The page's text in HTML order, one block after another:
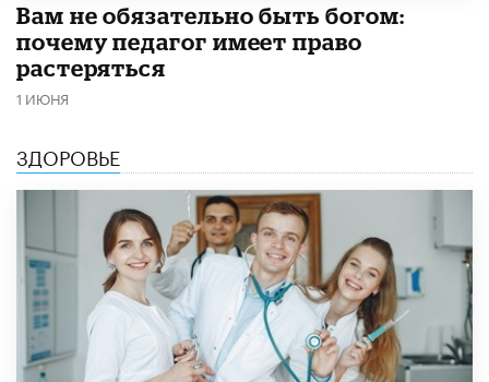
​Вам не обязательно быть богом:
почему педагог имеет право
растеряться
1 ИЮНЯ
ЗДОРОВЬЕ